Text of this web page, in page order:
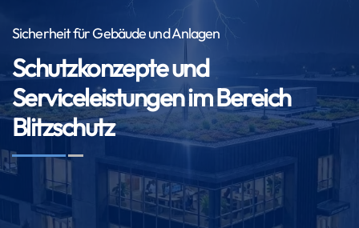
Sicherheit für Gebäude und Anlagen
Schutzkonzepte und
Serviceleistungen im Bereich
Blitzschutz